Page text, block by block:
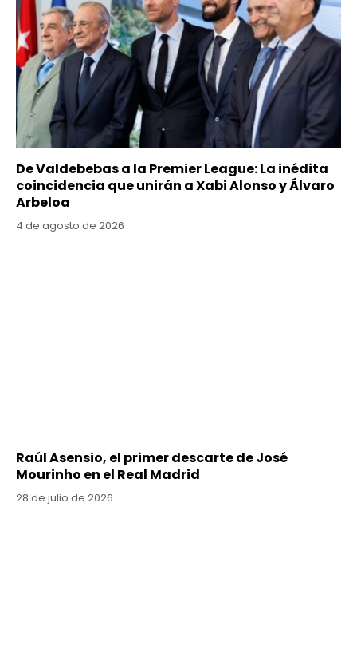
De Valdebebas a la Premier League: La inédita
coincidencia que unirán a Xabi Alonso y Álvaro
Arbeloa
4 de agosto de 2026
Raúl Asensio, el primer descarte de José
Mourinho en el Real Madrid
28 de julio de 2026